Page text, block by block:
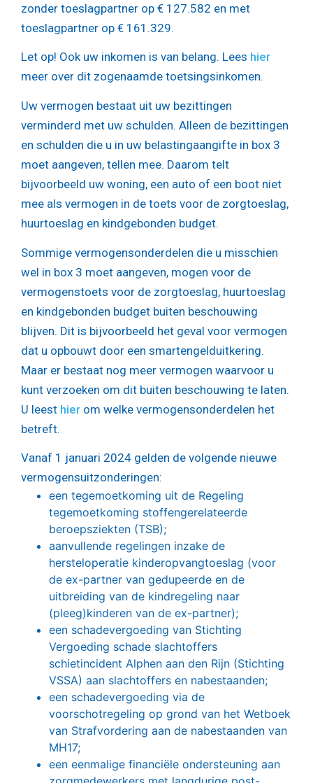
zonder toeslagpartner op € 127.582 en met
toeslagpartner op € 161.329.
Let op! Ook uw inkomen is van belang. Lees hier
meer over dit zogenaamde toetsingsinkomen.
Uw vermogen bestaat uit uw bezittingen
verminderd met uw schulden. Alleen de bezittingen
en schulden die u in uw belastingaangifte in box 3
moet aangeven, tellen mee. Daarom telt
bijvoorbeeld uw woning, een auto of een boot niet
mee als vermogen in de toets voor de zorgtoeslag,
huurtoeslag en kindgebonden budget.
Sommige vermogensonderdelen die u misschien
wel in box 3 moet aangeven, mogen voor de
vermogenstoets voor de zorgtoeslag, huurtoeslag
en kindgebonden budget buiten beschouwing
blijven. Dit is bijvoorbeeld het geval voor vermogen
dat u opbouwt door een smartengelduitkering.
Maar er bestaat nog meer vermogen waarvoor u
kunt verzoeken om dit buiten beschouwing te laten.
U leest hier om welke vermogensonderdelen het
betreft.
Vanaf 1 januari 2024 gelden de volgende nieuwe
vermogensuitzonderingen:
een tegemoetkoming uit de Regeling
tegemoetkoming stoffengerelateerde
beroepsziekten (TSB);
aanvullende regelingen inzake de
hersteloperatie kinderopvangtoeslag (voor
de ex-partner van gedupeerde en de
uitbreiding van de kindregeling naar
(pleeg)kinderen van de ex-partner);
een schadevergoeding van Stichting
Vergoeding schade slachtoffers
schietincident Alphen aan den Rijn (Stichting
VSSA) aan slachtoffers en nabestaanden;
een schadevergoeding via de
voorschotregeling op grond van het Wetboek
van Strafvordering aan de nabestaanden van
MH17;
een eenmalige financiële ondersteuning aan